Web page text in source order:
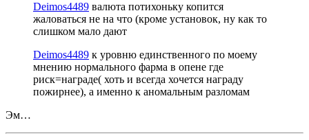
Deimos4489 валюта потихоньку копится
жаловаться не на что (кроме установок, ну как то
слишком мало дают
Deimos4489 к уровню единственного по моему
мнению нормального фарма в опене где
риск=награде( хоть и всегда хочется награду
пожирнее), а именно к аномальным разломам
Эм…